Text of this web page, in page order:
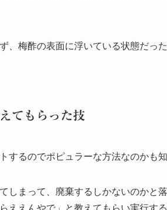
、梅酢の表面に浮いている状態だっ
てもらった技
するのでポピュラーな方法なのかも知
しまって、廃棄するしかないのかと
ええんやで」と教えてもらい実行す